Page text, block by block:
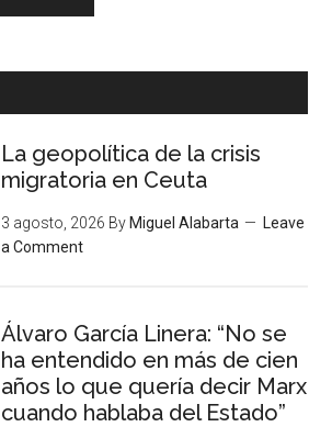
La geopolítica de la crisis
migratoria en Ceuta
3 agosto, 2026 By Miguel Alabarta
Leave
a Comment
Álvaro García Linera: “No se
ha entendido en más de cien
años lo que quería decir Marx
cuando hablaba del Estado”